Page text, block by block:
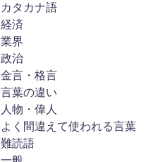
カタカナ語
経済
業界
政治
金言・格言
言葉の違い
人物・偉人
よく間違えて使われる言葉
難読語
一般